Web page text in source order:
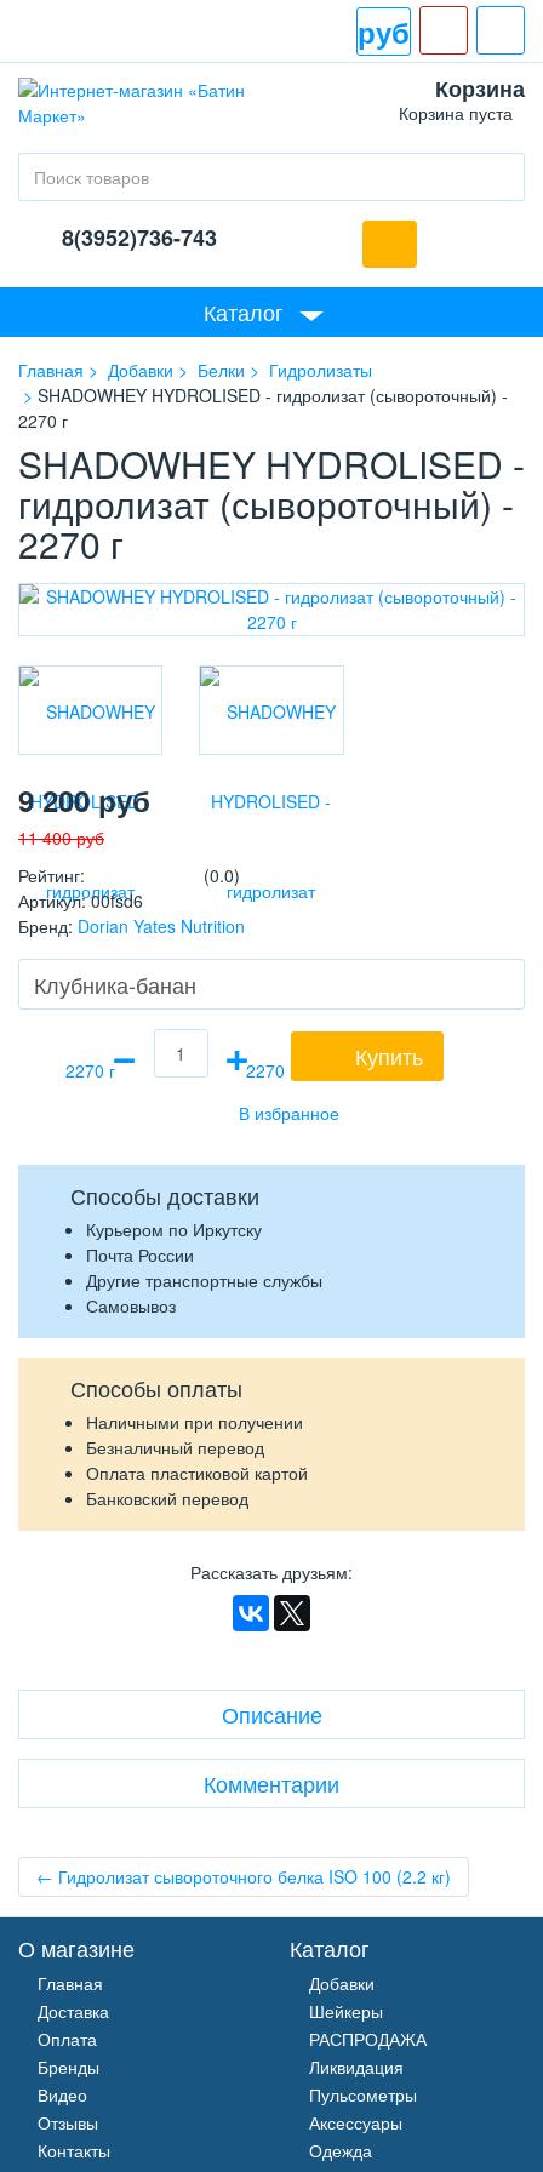
руб
Корзина
Корзина пуста
8(3952)736-743
Каталог
Главная Добавки Белки
Гидролизаты
SHADOWHEY HYDROLISED - гидролизат (сывороточный) -
2270 г
SHADOWHEY HYDROLISED -
гидролизат (сывороточный) -
2270 г
9 200 руб
11 400руб
Рейтинг:
(0.0)
Артикул:00fsd6
Бренд: Dorian Yates Nutrition
− + Купить
Способы доставки
Курьером по Иркутску
Почта России
Другие транспортные службы
Самовывоз
Способы оплаты
Наличными при получении
Безналичный перевод
Оплата пластиковой картой
Банковский перевод
Рассказать друзьям:
Описание
Комментарии
← Гидролизат сывороточного белка ISO 100 (2.2 кг)
О магазине
Главная
Доставка
Оплата
Бренды
Видео
Отзывы
Контакты
Каталог
Добавки
Шейкеры
РАСПРОДАЖА
Ликвидация
Пульсометры
Аксессуары
Одежда